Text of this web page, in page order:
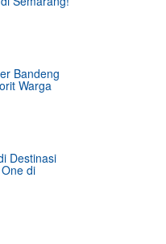
Bandeng
Warga
Destinasi
di